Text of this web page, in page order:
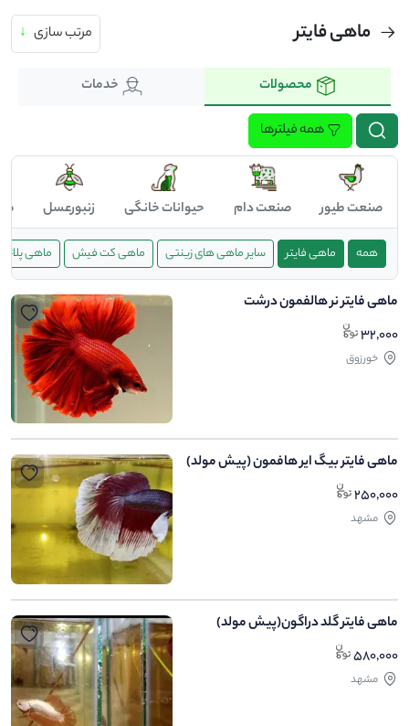
ماهی فایتر مرتب سازی ↓
محصولات خدمات
همه فیلترها
صنعت طیور صنعت دام حیوانات خانگی زنبورعسل
همه ماهی فایتر سایر ماهی های زینتی ماهی کت فیش ماهی پلاتی
ماهی فایتر نر هالفمون درشت
32,000
خورزوق
ماهی فایتر بیگ ایر هافمون (پیش مولد)
250,000
مشهد
ماهی فایتر گلد دراگون(پیش مولد)
580,000
مشهد